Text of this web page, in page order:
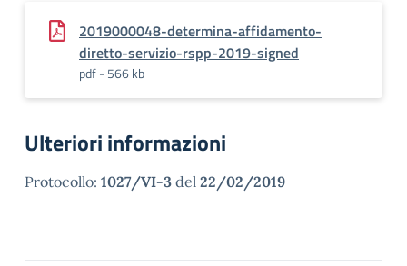
2019000048-determina-affidamento-
diretto-servizio-rspp-2019-signed
pdf - 566 kb
Ulteriori informazioni
Protocollo: 1027/VI-3 del 22/02/2019